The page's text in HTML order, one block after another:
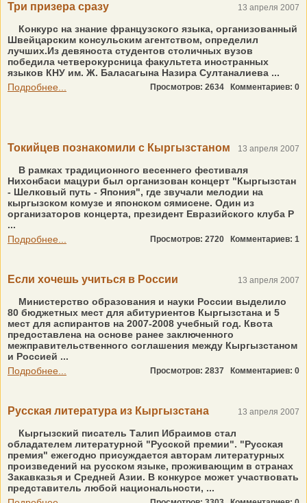
Три призера сразу 13 апреля 2007
Конкурс на знание французского языка, организованный
Швейцарским консульским агентством, определил
лучших.Из девяноста студентов столичных вузов
победила четверокурсница факультета иностранных
языков КНУ им. Ж. Баласагына Назира Султаналиева ...
Подробнее...
Просмотров: 2634 Комментариев: 0
Токийцев познакомили с Кыргызстаном 13 апреля 2007
В рамках традиционного весеннего фестиваля
Нихонбаси мацури был организован концерт "Кыргызстан
- Шелковый путь - Япония", где звучали мелодии на
кыргызском комузе и японском сямисене. Один из
организаторов концерта, президент Евразийского клуба Р
...
Подробнее...
Просмотров: 2720 Комментариев: 1
Если хочешь учиться в России 13 апреля 2007
Министерство образования и науки России выделило
80 бюджетных мест для абитуриентов Кыргызстана и 5
мест для аспирантов на 2007-2008 учебный год. Квота
предоставлена на основе ранее заключенного
межправительственного соглашения между Кыргызстаном
и Россией ...
Подробнее...
Просмотров: 2837 Комментариев: 0
Русская литература из Кыргызстана 13 апреля 2007
Кыргызский писатель Талип Ибраимов стал
обладателем литературной "Русской премии". "Русская
премия" ежегодно присуждается авторам литературных
произведений на русском языке, проживающим в странах
Закавказья и Средней Азии. В конкурсе может участвовать
представитель любой национальности, ...